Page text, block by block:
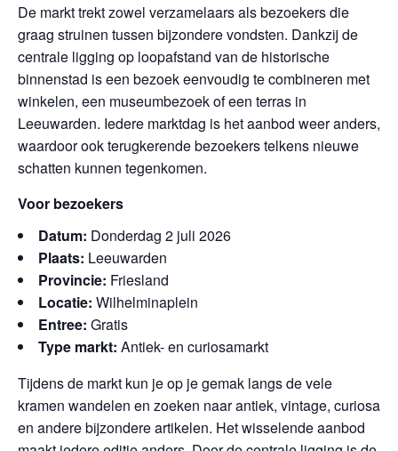
De markt trekt zowel verzamelaars als bezoekers die
graag struinen tussen bijzondere vondsten. Dankzij de
centrale ligging op loopafstand van de historische
binnenstad is een bezoek eenvoudig te combineren met
winkelen, een museumbezoek of een terras in
Leeuwarden. Iedere marktdag is het aanbod weer anders,
waardoor ook terugkerende bezoekers telkens nieuwe
schatten kunnen tegenkomen.
Voor bezoekers
Datum: Donderdag 2 juli 2026
Plaats: Leeuwarden
Provincie: Friesland
Locatie: Wilhelminaplein
Entree: Gratis
Type markt: Antiek- en curiosamarkt
Tijdens de markt kun je op je gemak langs de vele
kramen wandelen en zoeken naar antiek, vintage, curiosa
en andere bijzondere artikelen. Het wisselende aanbod